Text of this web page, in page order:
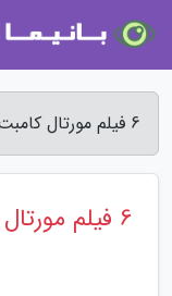
6 فیلم مورتال کامبت از بدترین تا بهترین - کوه سفید
6 فیلم مورتال کامبت از بدترین تا بهترین